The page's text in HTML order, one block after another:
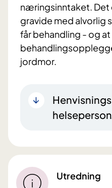
næringsinntaket. Det
gravide med alvorlig
får behandling - og
jordmor.
Utredning